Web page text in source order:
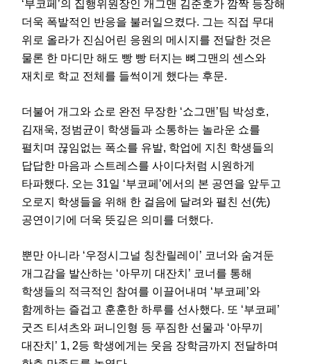
‘부코페’의 집행위원장인 개그맨 김준호가 깜짝 등장해
더욱 폭발적인 반응을 불러일으켰다. 그는 직접 무대
위로 올라가 진심어린 응원의 메시지를 전달한 것은
물론 한 마디만 해도 빵 빵 터지는 뼈그맨의 센스와
재치로 학교 전체를 들썩이게 했다는 후문.
더불어 개그와 쇼로 완전 무장한 ‘쇼그맨’팀 박성호,
김재욱, 정범균이 학생들과 소통하는 놀라운 쇼를
펼치며 끊임없는 폭소를 유발, 학업에 지친 학생들의
답답한 마음과 스트레스를 사이다처럼 시원하게
타파했다. 오는 31일 ‘부코페’에서의 본 공연을 앞두고
오로지 학생들을 위해 한 걸음에 달려와 펼친 선(先)
공연이기에 더욱 뜻깊은 의미를 더했다.
뿐만 아니라 ‘우정시그널 칭찬릴레이’ 코너와 숨겨둔
개그감을 발산하는 ‘아무끼 대잔치’ 코너를 통해
학생들의 적극적인 참여를 이끌어내며 ‘부코페’와
함께하는 즐겁고 훈훈한 하루를 선사했다. 또 ‘부코페’
굿즈 티셔츠와 퍼니인형 등 푸짐한 선물과 ‘아무끼
대잔치’ 1, 2등 학생에게는 웃음 장학금까지 전달하며